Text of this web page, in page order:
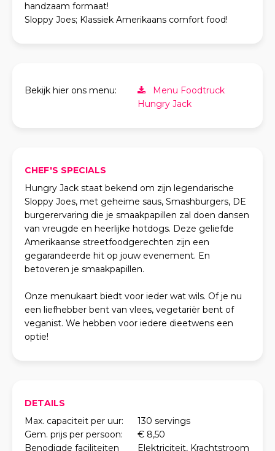
handzaam formaat!
Sloppy Joes; Klassiek Amerikaans comfort food!
Bekijk hier ons menu:
Menu Foodtruck
Hungry Jack
CHEF'S SPECIALS
Hungry Jack staat bekend om zijn legendarische
Sloppy Joes, met geheime saus, Smashburgers, DE
burgerervaring die je smaakpapillen zal doen dansen
van vreugde en heerlijke hotdogs. Deze geliefde
Amerikaanse streetfoodgerechten zijn een
gegarandeerde hit op jouw evenement. En
betoveren je smaakpapillen.
Onze menukaart biedt voor ieder wat wils. Of je nu
een liefhebber bent van vlees, vegetariër bent of
veganist. We hebben voor iedere dieetwens een
optie!
DETAILS
Max. capaciteit per uur:
130 servings
Gem. prijs per persoon:
€ 8,50
Benodigde faciliteiten
Elektriciteit, Krachtstroom